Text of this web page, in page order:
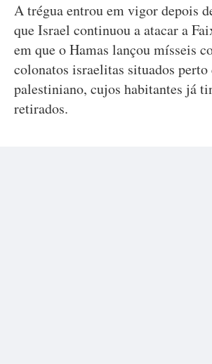
A trégua entrou em vigor depois
que Israel continuou a atacar a
em que o Hamas lançou mísseis
colonatos israelitas situados perto
palestiniano, cujos habitantes já
retirados.